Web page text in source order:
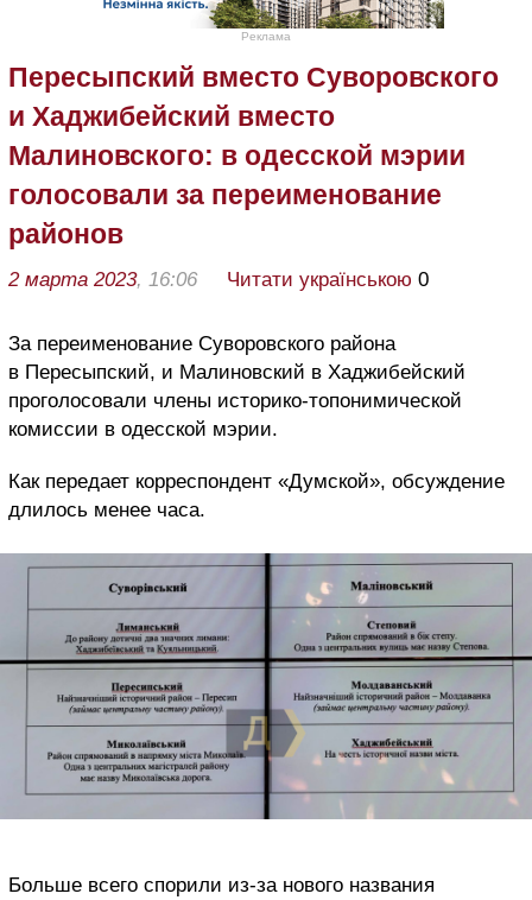
Реклама
Пересыпский вместо Суворовского
и Хаджибейский вместо
Малиновского: в одесской мэрии
голосовали за переименование
районов
2 марта 2023, 16:06 Читати українською 0
За переименование Суворовского района
в Пересыпский, и Малиновский в Хаджибейский
проголосовали члены историко-топонимической
комиссии в одесской мэрии.
Как передает корреспондент «Думской», обсуждение
длилось менее часа.
Больше всего спорили из-за нового названия